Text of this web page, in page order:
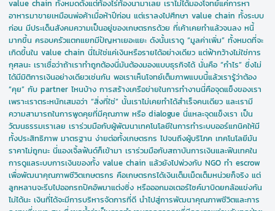
value chain ทั้งหมดตั้งแต่ท้องไร่ท้องนามาเลย เราไม่ได้มองโจทย์แค่การหา
อาหารมาขายเหมือนพ่อค้าเมื่อห้าปีก่อน แต่เราลงไปศึกษา value chain ทั้งระบบ
ก่อน มีประเด็นสังคมความเป็นอยู่ของเกษตรกรด้วย ที่เค้าเคยทำแล้วจนลง หนี้
มากขึ้น ครอบครัวแตกแยกมีปัญหาเยอะแยะ ดังนั้นเราดู “มูลค่าเพิ่ม” ทั้งหมดที่จะ
เกิดขึ้นใน value chain นี่ไม่ใช่แค่เงินหรือรายได้อย่างเดียว แต่ฟ้ากว้างไม่ใช่การ
กุศลนะ เราเชื่อว่าถ้าเราทำถูกต้องนี่มันต้องมองแบบธุรกิจได้ นั่นคือ “กำไร” ซึ่งไม่
ได้มีมิติการเงินอย่างเดียวเช่นกัน พอเราเห็นโจทย์เต็มภาพแบบนี้แล้วเรารู้ว่าต้อง
“คุย” กับ partner ไหนบ้าง การสร้างเครือข่ายในการทำงานนี่คือจุดแข็งของเรา
เพราะเราตระหนักเสมอว่า “สิ่งที่ใช่” นั้นเราไม่เคยทำได้สำเร็จคนเดียว และเรามี
ความสามารถในการพูดคุยที่มีคุณภาพ หรือ dialogue นี่แหละจุดแข็งเรา เป็น
วัฒนธรรมเราเลย เราร่วมมือกับผู้พัฒนาเทคโนโลยีในการทำระบบออร์แกนิคให้มี
ทั้งประสิทธิภาพ มาตรฐาน ง่ายต่อทั้งเกษตรกร ไปจนถึงผู้บริโภค เทคโนโลยีมัน
ราคาไม่ถูกนะ นี่แองเจิ้ลฟันด์ก็เข้ามา เราร่วมมือกับสถาบันการเงินและฟินเทคใน
การดูแลระบบการเงินของทั้ง value chain แล้วยังไปพ่วงกับ NGO ทำ escrow
เพื่อพัฒนาคุณภาพชีวิตเกษตรกร คือเกษตรกรได้เงินเต็มเม็ดเต็มหน่วยก็จริง แต่
ลูกหลานจะรีบไปออกรถปิคอัพมาแต่งซิ่ง หรือออกมอเตอร์ไซค์มาบิดยกล้อแข่งกัน
ไม่ได้นะ เงินที่ได้จะมีการบริหารจัดการที่ดี นำไปสู่การพัฒนาคุณภาพชีวิตและการ